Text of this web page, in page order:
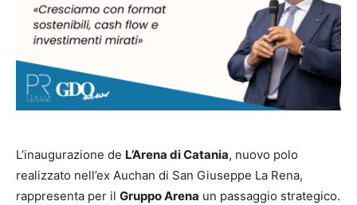
L’inaugurazione de L’Arena di Catania, nuovo polo
realizzato nell’ex Auchan di San Giuseppe La Rena,
rappresenta per il Gruppo Arena un passaggio strategico.